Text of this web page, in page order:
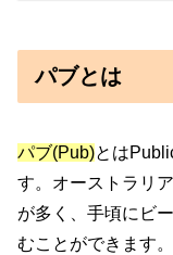
パブとは
パブ(Pub)とは
す。オーストラリ
が多く、手頃にビ
むことができます。